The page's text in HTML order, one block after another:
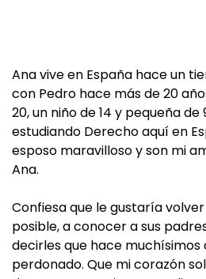
Ana vive en España hace un
con Pedro hace más de 20
20, un niño de 14 y pequeña
estudiando Derecho aquí en
esposo maravilloso y son mi
Ana.
Confiesa que le gustaría volver
posible, a conocer a sus
decirles que hace muchísimos
perdonado. Que mi corazón